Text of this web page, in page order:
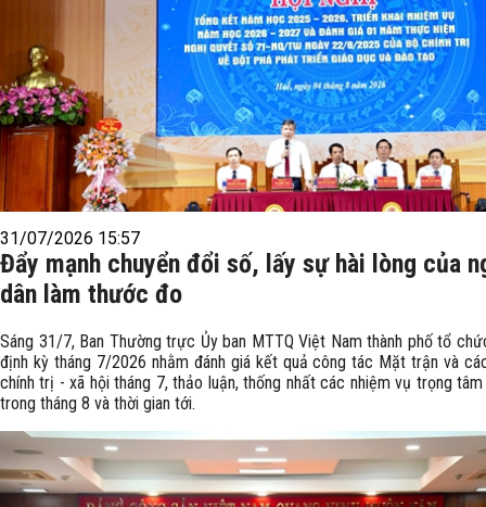
31/07/2026 15:57
Đẩy mạnh chuyển đổi số, lấy sự hài lòng của
dân làm thước đo
Sáng 31/7, Ban Thường trực Ủy ban MTTQ Việt Nam thành phố tổ
định kỳ tháng 7/2026 nhằm đánh giá kết quả công tác Mặt trận và
chính trị - xã hội tháng 7, thảo luận, thống nhất các nhiệm vụ trọng
trong tháng 8 và thời gian tới.